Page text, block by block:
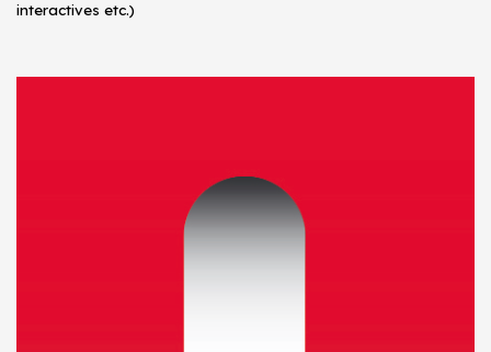
interactives etc.)